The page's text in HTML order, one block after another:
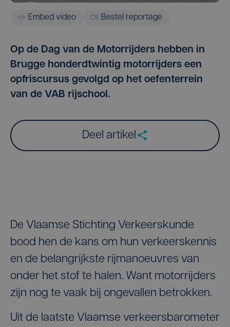
Embed video Bestel reportage
Op de Dag van de Motorrijders hebben in
Brugge honderdtwintig motorrijders een
opfriscursus gevolgd op het oefenterrein
van de VAB rijschool.
Deel artikel
De Vlaamse Stichting Verkeerskunde
bood hen de kans om hun verkeerskennis
en de belangrijkste rijmanoeuvres van
onder het stof te halen. Want motorrijders
zijn nog te vaak bij ongevallen betrokken.
Uit de laatste Vlaamse verkeersbarometer